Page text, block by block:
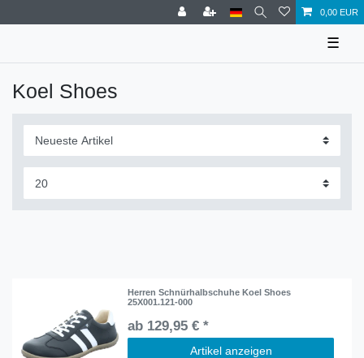
0,00 EUR
☰
Koel Shoes
Herren Schnürhalbschuhe Koel Shoes
25X001.121-000
ab 129,95 € *
Artikel anzeigen